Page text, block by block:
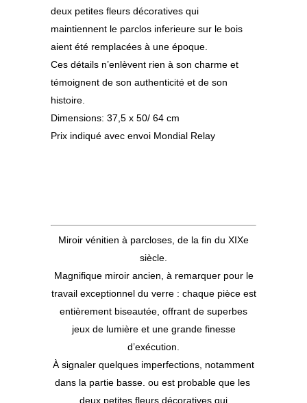
deux petites fleurs décoratives qui
maintiennent le parclos inferieure sur le bois
aient été remplacées à une époque.
Ces détails n’enlèvent rien à son charme et
témoignent de son authenticité et de son
histoire.
Dimensions: 37,5 x 50/ 64 cm
Prix indiqué avec envoi Mondial Relay
Miroir vénitien à parcloses, de la fin du XIXe
siècle.
Magnifique miroir ancien, à remarquer pour le
travail exceptionnel du verre : chaque pièce est
entièrement biseautée, offrant de superbes
jeux de lumière et une grande finesse
d’exécution.
À signaler quelques imperfections, notamment
dans la partie basse. ou est probable que les
deux petites fleurs décoratives qui